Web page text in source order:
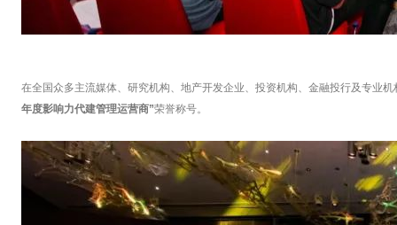
在全国众多主流媒体、研究机构、地产开发企业、投资机构、金融投行及专业
年度影响力代建管理运营商”荣誉称号。